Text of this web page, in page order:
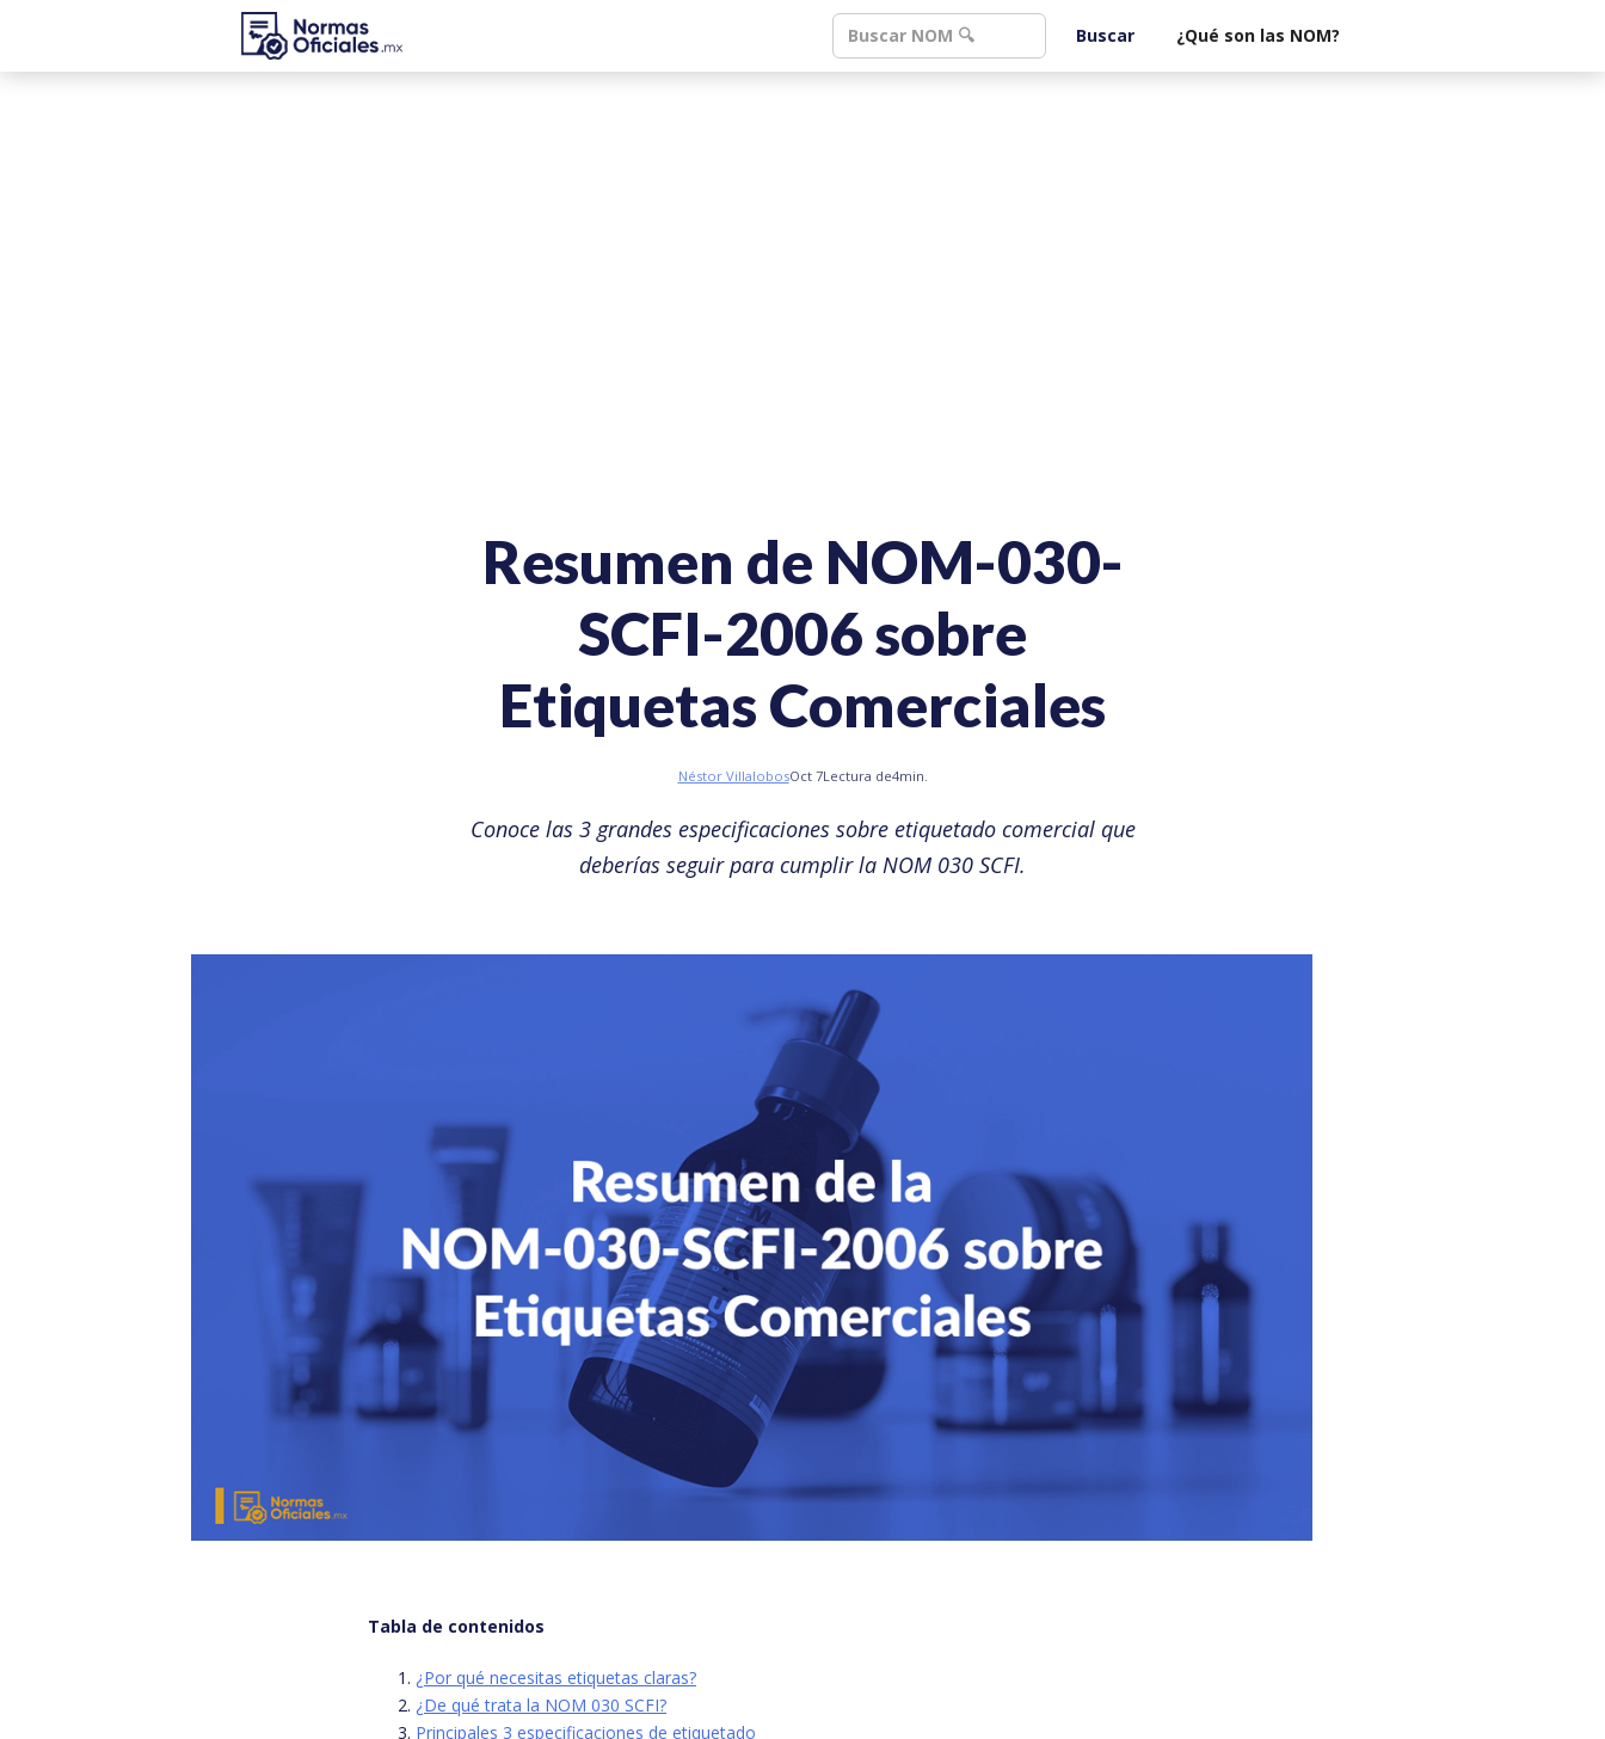
¿Qué son las NOM?
Resumen de NOM-030-
SCFI-2006 sobre
Etiquetas Comerciales
Néstor VillalobosOct 7Lectura de4min.
Conoce las 3 grandes especificaciones sobre etiquetado comercial que
deberías seguir para cumplir la NOM 030 SCFI.
Tabla de contenidos
¿Por qué necesitas etiquetas claras?
¿De qué trata la NOM 030 SCFI?
Principales 3 especificaciones de etiquetado